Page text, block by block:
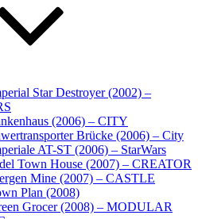
Star Destroyer (2002) –
(2006) – CITY
Brücke (2006) – City
AT-ST (2006) – StarWars
Town House (2007) – CREATOR
Mine (2007) – CASTLE
Plan (2008)
Grocer (2008) – MODULAR